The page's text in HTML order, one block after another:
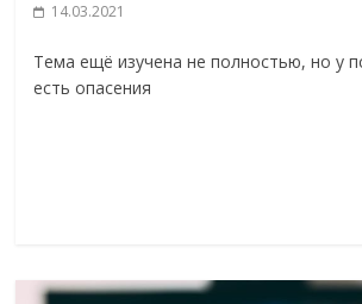
14.03.2021
Тема ещё изучена не полностью, но у
есть опасения